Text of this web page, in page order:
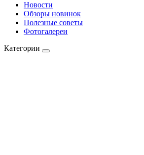
Новости
Обзоры новинок
Полезные советы
Фотогалереи
Категории